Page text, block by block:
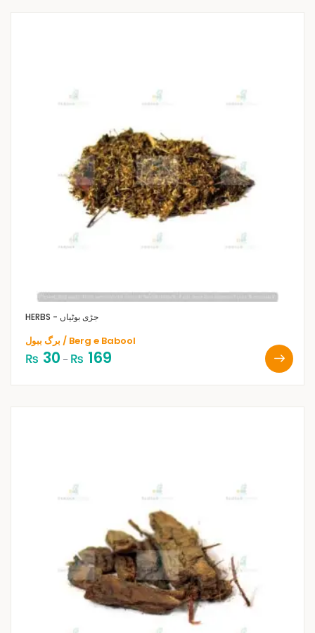
HERBS - جڑی بوٹیاں
برگ ببول / Berg e Babool
₨ 30 – ₨ 169